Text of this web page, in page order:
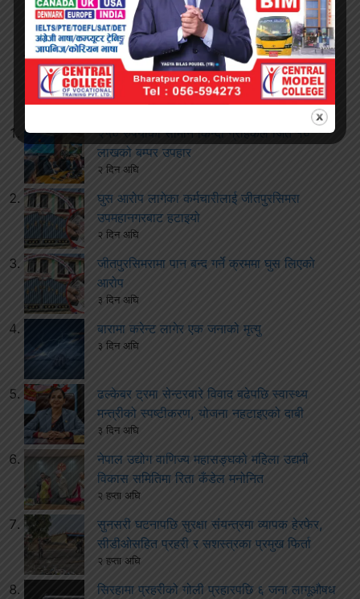
ताजा खबरः
२५० रुपैयाँको सामान किन्दा ग्राहकले जिते १०
लाखको बम्पर उपहार
२ दिन अघि
घुस आरोप लागेका कर्मचारीलाई जीतपुरसिमरा
उपमहानगरबाट हटाइयो
२ दिन अघि
जीतपुरसिमरामा पान बन्द गर्ने क्रममा घुस लिएको
आरोप
३ दिन अघि
बारामा करेन्ट लागेर एक जनाको मृत्यु
३ दिन अघि
ढल्केबर ट्रमा सेन्टरबारे विवाद बढेपछि स्वास्थ्य
मन्त्रीको स्पष्टीकरण, योजना नहटाइएको दाबी
३ दिन अघि
नेपाल उद्योग वाणिज्य महासङ्घको महिला उद्यमी
विकास समितिमा रिता कँडेल मनोनित
२ हप्ता अघि
सुनसरी घटनापछि सुरक्षा संयन्त्रमा व्यापक हेरफेर,
सीडीओसहित प्रहरी र सशस्त्रका प्रमुख फिर्ता
२ हप्ता अघि
सिरहामा प्रहरीको गोली प्रहारपछि ६ जना लागूऔषध